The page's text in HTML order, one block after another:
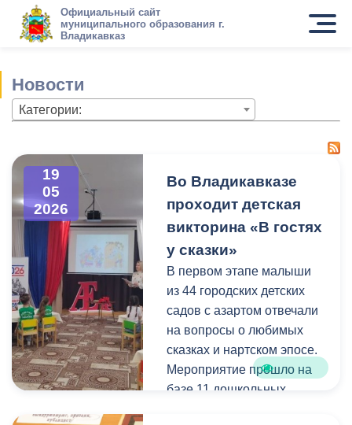
Официальный сайт
муниципального образования г.
Владикавказ
Новости
Категории:
19
05
2026
Во Владикавказе
проходит детская
викторина «В гостях
у сказки»
В первом этапе малыши
из 44 городских детских
садов с азартом отвечали
на вопросы о любимых
сказках и нартском эпосе.
Мероприятие прошло на
базе 11 дошкольных